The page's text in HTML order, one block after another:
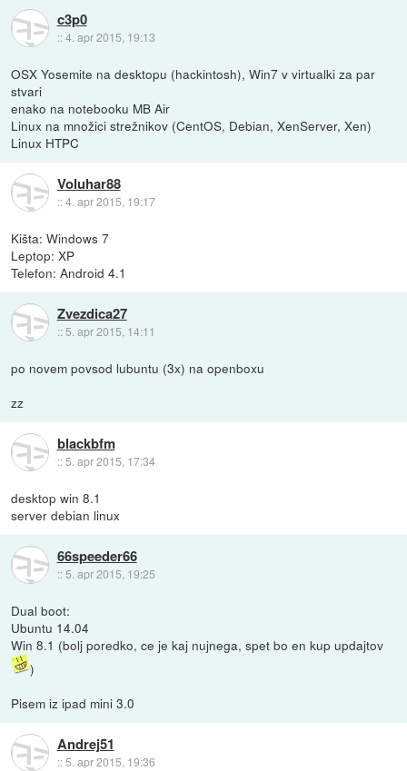
c3p0
::4. apr 2015, 19:13
OSX Yosemite na desktopu (hackintosh), Win7 v virtualki za par
stvari
enako na notebooku MB Air
Linux na množici strežnikov (CentOS, Debian, XenServer, Xen)
Linux HTPC
Voluhar88
::4. apr 2015, 19:17
Kišta: Windows 7
Leptop: XP
Telefon: Android 4.1
Zvezdica27
:: 5. apr 2015, 14:11
po novem povsod lubuntu (3x) na openboxu
zz
blackbfm
::5. apr 2015, 17:34
desktop win 8.1
server debian linux
66speeder66
:: 5. apr 2015, 19:25
Dual boot:
Ubuntu 14.04
Win 8.1 (bolj poredko, ce je kaj nujnega, spet bo en kup updajtov
)
Pisem iz ipad mini 3.0
Andrej51
::5. apr 2015, 19:36